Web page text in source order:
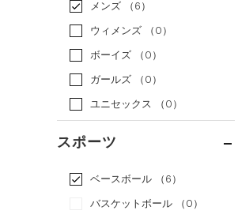
メンズ
（6）
ウィメンズ
（0）
ボーイズ
（0）
ガールズ
（0）
ユニセックス
（0）
スポーツ
ベースボール
（6）
バスケットボール
（0）